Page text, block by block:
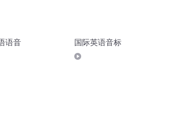
语音 国际英语音标